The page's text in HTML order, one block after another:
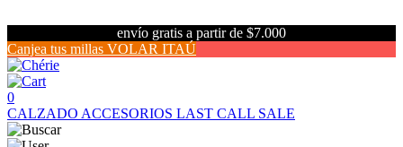
envío gratis a partir de $7.000
Canjea tus millas VOLAR ITAÚ
0
CALZADO ACCESORIOS LAST CALL SALE